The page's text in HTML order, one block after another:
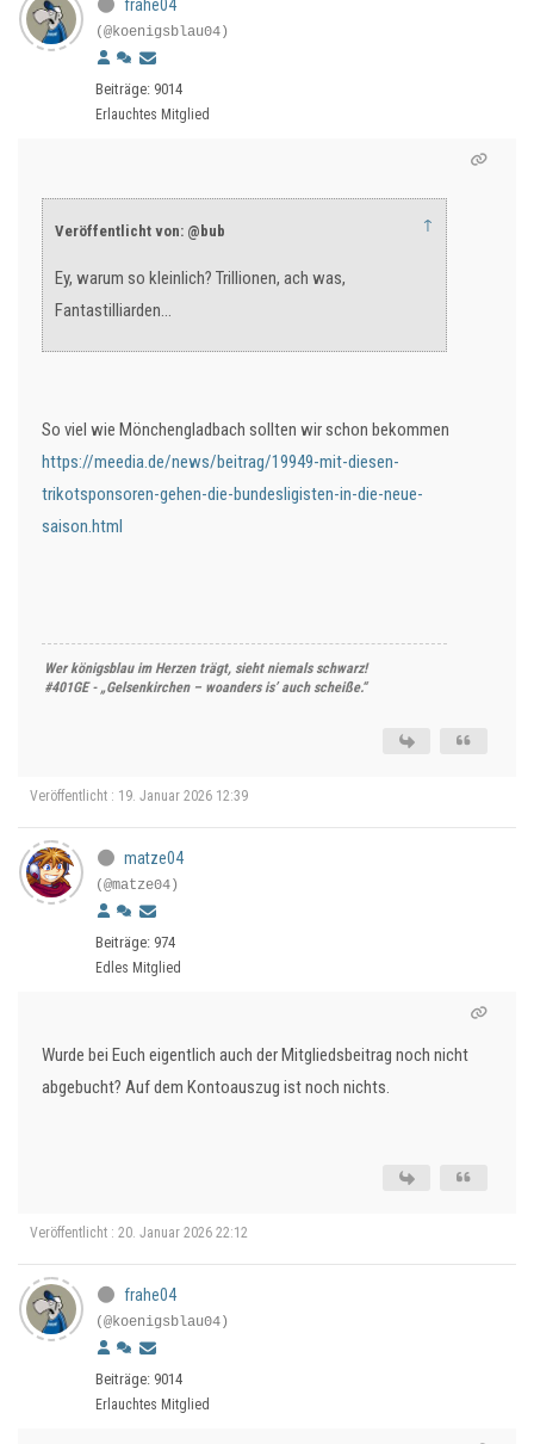
frahe04
(@koenigsblau04)
Beiträge: 9014
Erlauchtes Mitglied
Veröffentlicht von: @bub ↑
Ey, warum so kleinlich? Trillionen, ach was,
Fantastilliarden…
So viel wie Mönchengladbach sollten wir schon bekommen
https://meedia.de/news/beitrag/19949-mit-diesen-
trikotsponsoren-gehen-die-bundesligisten-in-die-neue-
saison.html
Wer königsblau im Herzen trägt, sieht niemals schwarz!
#401GE - „Gelsenkirchen – woanders is’ auch scheiße.“
Veröffentlicht : 19. Januar 2026 12:39
matze04
(@matze04)
Beiträge: 974
Edles Mitglied
Wurde bei Euch eigentlich auch der Mitgliedsbeitrag noch nicht
abgebucht? Auf dem Kontoauszug ist noch nichts.
Veröffentlicht : 20. Januar 2026 22:12
frahe04
(@koenigsblau04)
Beiträge: 9014
Erlauchtes Mitglied